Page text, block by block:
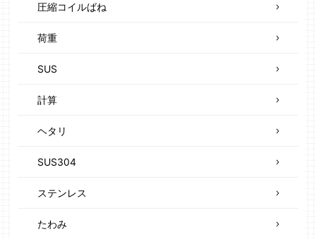
圧縮コイルばね
荷重
SUS
計算
ヘタリ
SUS304
ステンレス
たわみ